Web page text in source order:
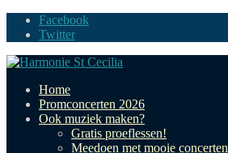
Facebook
Twitter
Home
Promconcerten 2026
Ook muziek maken?
Gratis proeflessen!
Meedoen met mooie concerten